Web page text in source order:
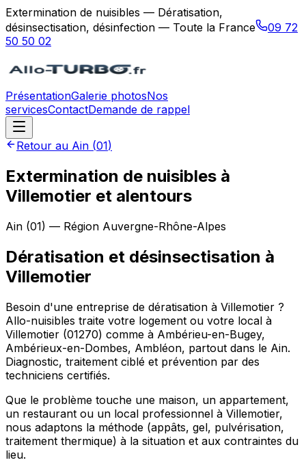
Extermination de nuisibles — Dératisation,
désinsectisation, désinfection — Toute la France
09 72
50 50 02
PrésentationGalerie photosNos
servicesContactDemande de rappel
Retour au Ain (01)
Extermination de nuisibles à
Villemotier et alentours
Ain (01) — Région Auvergne-Rhône-Alpes
Dératisation et désinsectisation à
Villemotier
Besoin d'une entreprise de dératisation à Villemotier ?
Allo-nuisibles traite votre logement ou votre local à
Villemotier (01270) comme à Ambérieu-en-Bugey,
Ambérieux-en-Dombes, Ambléon, partout dans le Ain.
Diagnostic, traitement ciblé et prévention par des
techniciens certifiés.
Que le problème touche une maison, un appartement,
un restaurant ou un local professionnel à Villemotier,
nous adaptons la méthode (appâts, gel, pulvérisation,
traitement thermique) à la situation et aux contraintes du
lieu.